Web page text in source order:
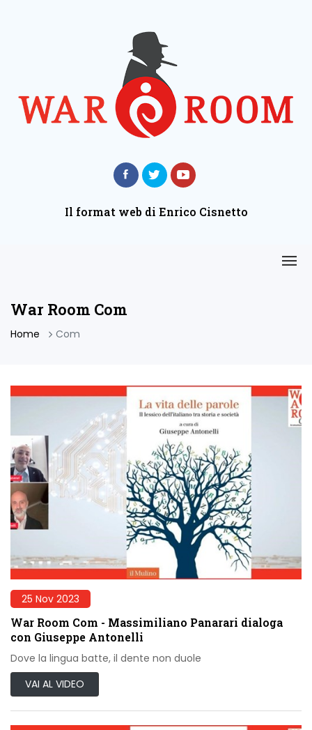
Il format web di Enrico Cisnetto
War Room Com
Home Com
25 Nov 2023
War Room Com - Massimiliano Panarari dialoga
con Giuseppe Antonelli
Dove la lingua batte, il dente non duole
VAI AL VIDEO